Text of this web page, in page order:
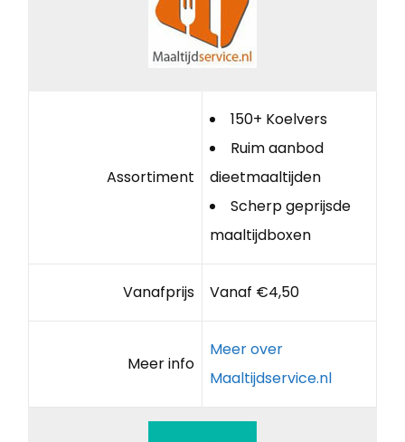
Assortiment
150+ Koelvers
Ruim aanbod
dieetmaaltijden
Scherp geprijsde
maaltijdboxen
Vanafprijs Vanaf €4,50
Meer info
Meer over
Maaltijdservice.nl